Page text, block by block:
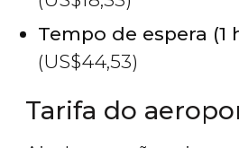
Tempo de espera (1
(US$44,53)
Tarifa do